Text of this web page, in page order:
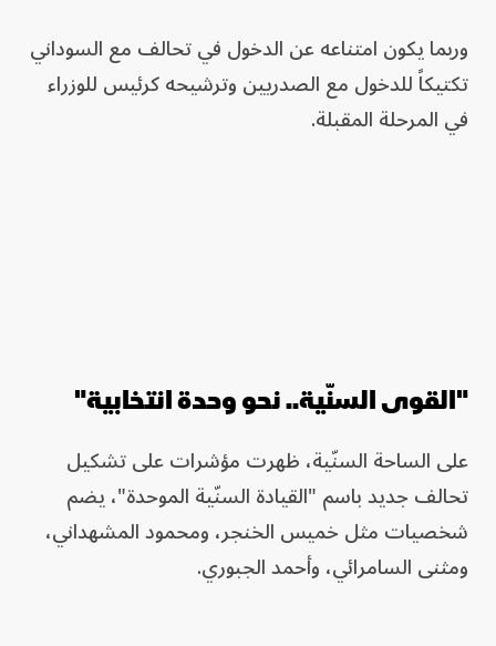
وربما يكون امتناعه عن الدخول في تحالف مع السوداني
تكتيكاً للدخول مع الصدريين وترشيحه كرئيس للوزراء
في المرحلة المقبلة.
"القوى السنّية.. نحو وحدة انتخابية"
على الساحة السنّية، ظهرت مؤشرات على تشكيل
تحالف جديد باسم "القيادة السنّية الموحدة"، يضم
شخصيات مثل خميس الخنجر، ومحمود المشهداني،
ومثنى السامرائي، وأحمد الجبوري.